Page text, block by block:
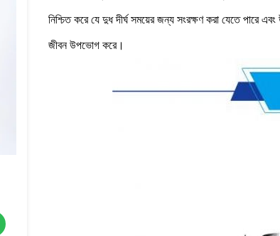
নিশ্চিত করে যে দুধ দীর্ঘ সময়ের জন্য সংরক্ষণ করা যেতে পারে
জীবন উপভোগ করে।